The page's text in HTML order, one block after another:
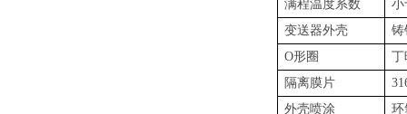
满程温度系数
小
变送器外壳
铸
O形圈
丁
隔离膜片
外壳喷涂
环